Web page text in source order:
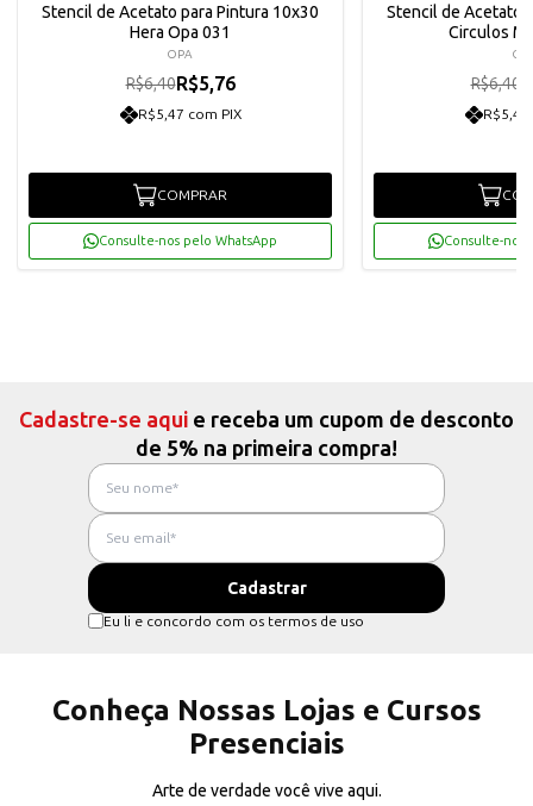
Stencil de Acetato para Pintura 10x30
Hera Opa 031
OPA
R$6,40R$5,76
R$5,47 com PIX
COMPRAR
Consulte-nos pelo WhatsApp
Stencil de Acetato
Circulos
R$6,40
R$5,47
Consulte-nos
Cadastre-se aqui e receba um cupom de desconto
de 5% na primeira compra!
Eu li e concordo com os termos de uso
Conheça Nossas Lojas e Cursos
Presenciais
Arte de verdade você vive aqui.